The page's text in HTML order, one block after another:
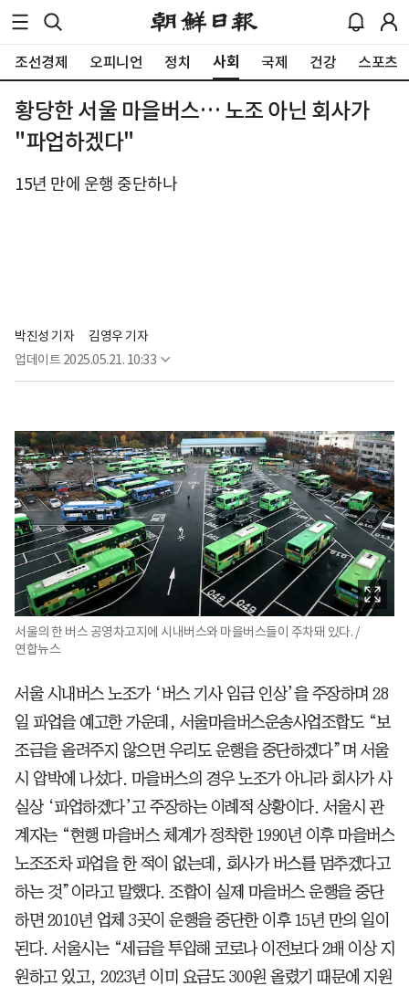
조선경제 오피니언 정치 사회 국제 건강 스포츠
황당한 서울 마을버스… 노조 아닌 회사가
"파업하겠다"
15년 만에 운행 중단하나
박진성 기자
김영우 기자
업데이트 2025.05.21. 10:33
서울의 한 버스 공영차고지에 시내버스와 마을버스들이 주차돼 있다. /
연합뉴스
서울 시내버스 노조가 ‘버스 기사 임금 인상’을 주장하며 28
일 파업을 예고한 가운데, 서울마을버스운송사업조합도 “보
조금을 올려주지 않으면 우리도 운행을 중단하겠다”며 서울
시 압박에 나섰다. 마을버스의 경우 노조가 아니라 회사가 사
실상 ‘파업하겠다’고 주장하는 이례적 상황이다. 서울시 관
계자는 “현행 마을버스 체계가 정착한 1990년 이후 마을버스
노조조차 파업을 한 적이 없는데, 회사가 버스를 멈추겠다고
하는 것”이라고 말했다. 조합이 실제 마을버스 운행을 중단
하면 2010년 업체 3곳이 운행을 중단한 이후 15년 만의 일이
된다. 서울시는 “세금을 투입해 코로나 이전보다 2배 이상 지
원하고 있고, 2023년 이미 요금도 300원 올렸기 때문에 지원